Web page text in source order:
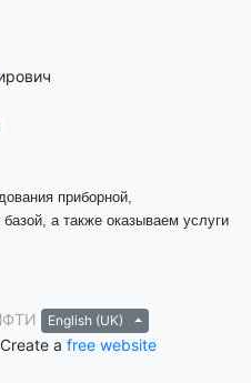
приборной,
а также оказываем услуги
English (UK)
afree website